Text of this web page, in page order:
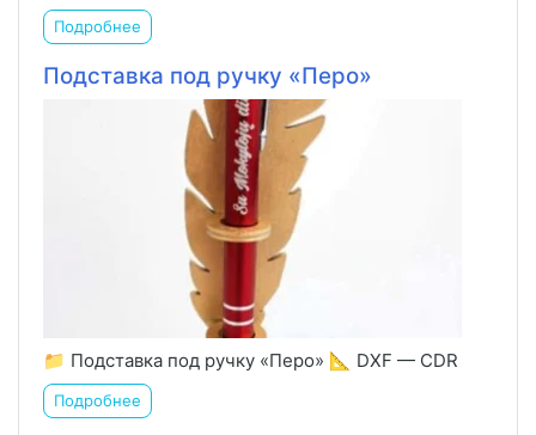
Подробнее
Подставка под ручку «Перо»
📁 Подставка под ручку «Перо» 📐 DXF — CDR
Подробнее